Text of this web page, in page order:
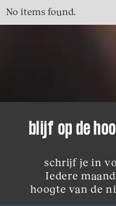
No items found.
blijf op de
schrijf je in
Iedere
hoogte van de